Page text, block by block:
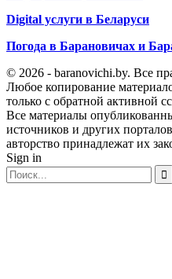
Digital услуги в Беларуси
Погода в Барановичах и
© 2026 - baranovichi.by. Все
Любое копирование
только с обратной активной
Все материалы
источников и других
авторство принадлежат их
Sign in